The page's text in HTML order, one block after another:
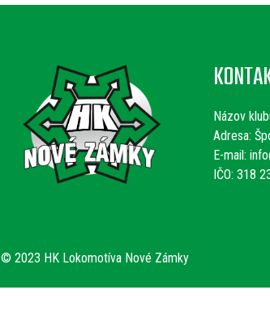
Názov
Adresa:
E-mail:
IČO: 318
© 2023 HK Lokomotíva Nové Zámky